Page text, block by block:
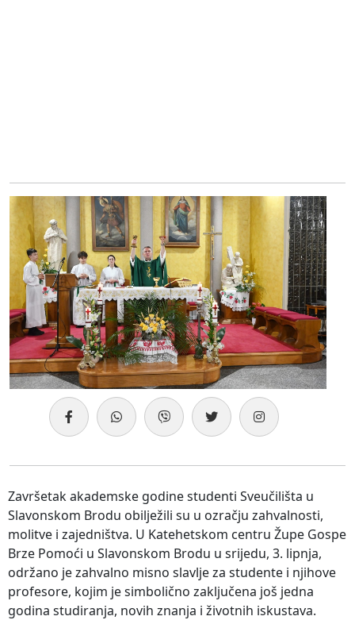
Završetak akademske godine studenti Sveučilišta u
Slavonskom Brodu obilježili su u ozračju zahvalnosti,
molitve i zajedništva. U Katehetskom centru Župe Gospe
Brze Pomoći u Slavonskom Brodu u srijedu, 3. lipnja,
održano je zahvalno misno slavlje za studente i njihove
profesore, kojim je simbolično zaključena još jedna
godina studiranja, novih znanja i životnih iskustava.